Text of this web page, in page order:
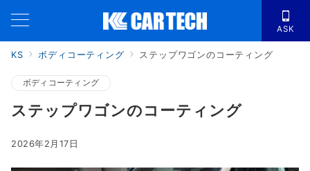
ASK
KS ボディコーティング ステップワゴンのコーティング
ボディコーティング
ステップワゴンのコーティング
2026年2月17日